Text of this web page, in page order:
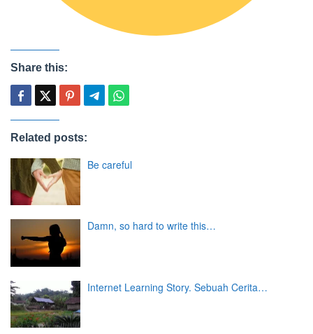
Share this:
Related posts:
Be careful
Damn, so hard to write this…
Internet Learning Story. Sebuah Cerita…